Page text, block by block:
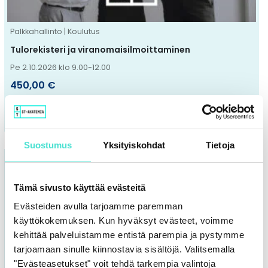
Suostumus Yksityiskohdat Tietoja
Tämä sivusto käyttää evästeitä
Evästeiden avulla tarjoamme paremman
käyttökokemuksen. Kun hyväksyt evästeet, voimme
kehittää palveluistamme entistä parempia ja pystymme
tarjoamaan sinulle kiinnostavia sisältöjä. Valitsemalla
"Evästeasetukset" voit tehdä tarkempia valintoja
Palkkahallinto | Koulutus
Tulorekisteri ja viranomaisilmoittaminen
Pe 2.10.2026 klo 9.00-12.00
450,00 €
VALITSE VAIHTOEHDOISTA
tuotteen
sivulla.
on
useampi
muunnelma.
Voit
tehdä